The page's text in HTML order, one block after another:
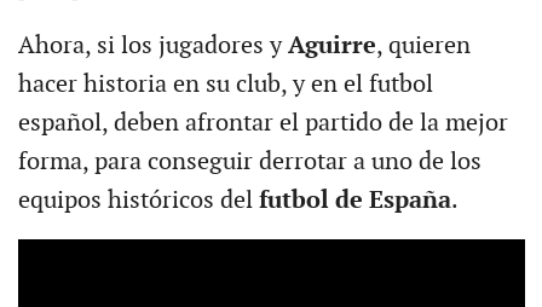
Ahora, si los jugadores yAguirre, quieren
hacer historia en su club, y en el futbol
español, deben afrontar el partido de la mejor
forma, para conseguir derrotar a uno de los
equipos históricos del futbol de España.